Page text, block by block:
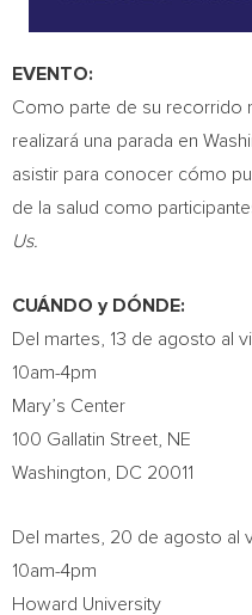
EVENTO:
Como parte de su recorrido
realizará una parada en
asistir para conocer cómo
de la salud como
Us.
CUÁNDO y DÓNDE:
Del martes, 13 de agosto al
10am-4pm
Mary’s Center
100 Gallatin Street , NE
Washington, DC 20011
Del martes, 20 de agosto al
10am-4pm
Howard University